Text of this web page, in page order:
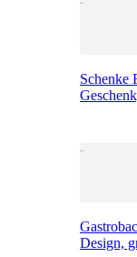
Schenke
Design,